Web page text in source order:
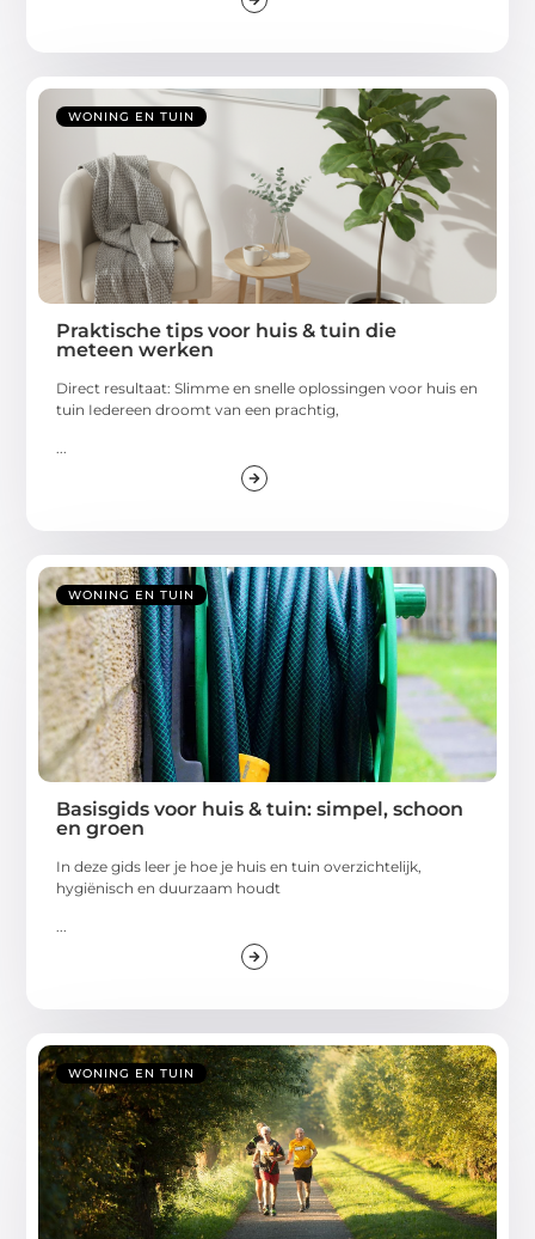
WONING EN TUIN
Praktische tips voor huis & tuin die
meteen werken
Direct resultaat: Slimme en snelle oplossingen voor huis en
tuin Iedereen droomt van een prachtig,
...
WONING EN TUIN
Basisgids voor huis & tuin: simpel, schoon
en groen
In deze gids leer je hoe je huis en tuin overzichtelijk,
hygiënisch en duurzaam houdt
...
WONING EN TUIN